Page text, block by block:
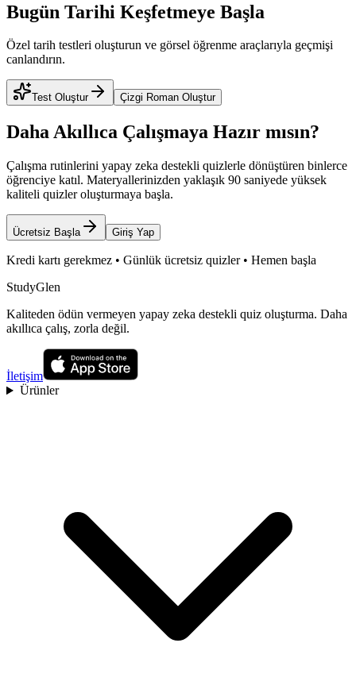
Bugün Tarihi Keşfetmeye Başla
Özel tarih testleri oluşturun ve görsel öğrenme araçlarıyla geçmişi
canlandırın.
Test Oluştur Çizgi Roman Oluştur
Daha Akıllıca Çalışmaya Hazır mısın?
Çalışma rutinlerini yapay zeka destekli quizlerle dönüştüren binlerce
öğrenciye katıl. Materyallerinizden yaklaşık 90 saniyede yüksek
kaliteli quizler oluşturmaya başla.
Ücretsiz Başla Giriş Yap
Kredi kartı gerekmez • Günlük ücretsiz quizler • Hemen başla
StudyGlen
Kaliteden ödün vermeyen yapay zeka destekli quiz oluşturma. Daha
akıllıca çalış, zorla değil.
İletişim
Ürünler